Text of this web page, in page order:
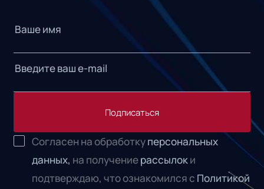
Подписаться
Согласен на обработкуперсональных
данных, на получениерассылоки
подтверждаю, что ознакомился с Политикой